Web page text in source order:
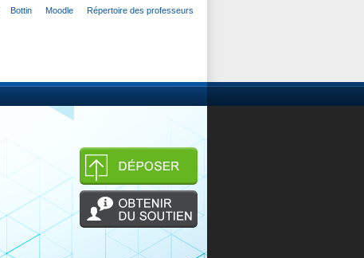
Bottin Moodle Répertoire des professeurs